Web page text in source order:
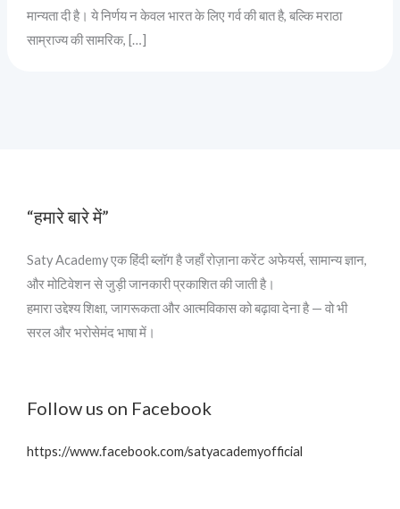
मान्यता दी है। ये निर्णय न केवल भारत के लिए गर्व की बात है, बल्कि मराठा
साम्राज्य की सामरिक, […]
“हमारे बारे में”
Saty Academy एक हिंदी ब्लॉग है जहाँ रोज़ाना करेंट अफेयर्स, सामान्य ज्ञान,
और मोटिवेशन से जुड़ी जानकारी प्रकाशित की जाती है।
हमारा उद्देश्य शिक्षा, जागरूकता और आत्मविकास को बढ़ावा देना है — वो भी
सरल और भरोसेमंद भाषा में।
Follow us on Facebook
https://www.facebook.com/satyacademyofficial